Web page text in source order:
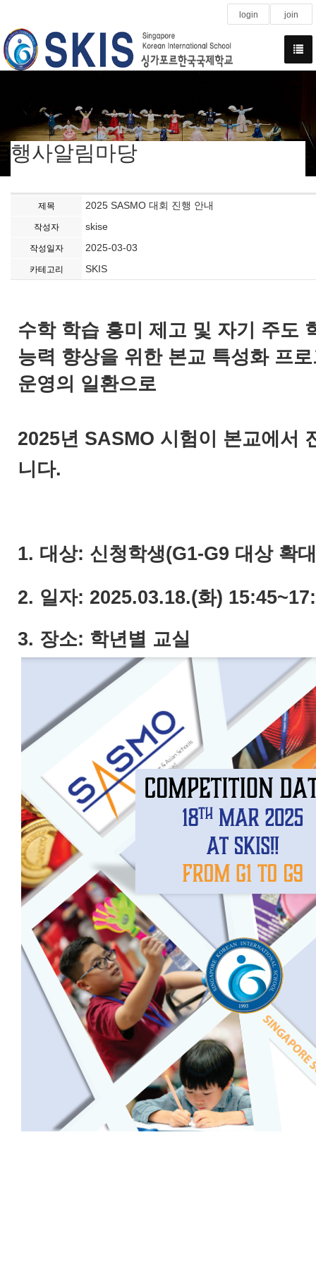
login join
행사알림마당
제목 2025 SASMO 대회 진행 안내
작성자 skise
작성일자 2025-03-03
카테고리 SKIS
수학 학습 흥미 제고 및 자기 주도
능력 향상을 위한 본교 특성화 프
운영의 일환으로
2025년 SASMO 시험이 본교에서
니다.
1. 대상: 신청학생(G1-G9 대상 확
2. 일자: 2025.03.18.(화)
3. 장소: 학년별 교실